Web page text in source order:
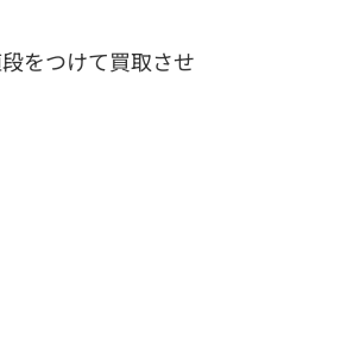
をつけて買取させ